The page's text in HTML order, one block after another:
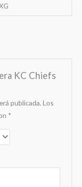
KC Chiefs
publicada. Los
*